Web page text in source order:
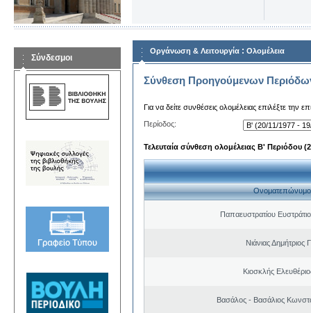
Σύνδεσμοι
Οργάνωση & Λειτουργία : Ολομέλεια
Σύνθεση Προηγούμενων
Για να δείτε συνθέσεις ολομέλειας επιλέξτε την
Περίοδος:
Τελευταία σύνθεση ολομέλειας Β' Περιόδου
Ονοματεπώνυμο
Παπαευστρατίου
Νιάνιας Δημήτριος
Κιοσκλής
Βασάλος - Βασάλιος